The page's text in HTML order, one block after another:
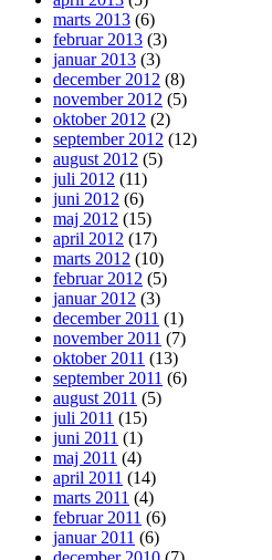
marts 2013 (6)
februar 2013 (3)
januar 2013 (3)
december 2012 (8)
november 2012 (5)
oktober 2012 (2)
september 2012 (12)
august 2012 (5)
juli 2012 (11)
juni 2012 (6)
maj 2012 (15)
april 2012 (17)
marts 2012 (10)
februar 2012 (5)
januar 2012 (3)
december 2011 (1)
november 2011 (7)
oktober 2011 (13)
september 2011 (6)
august 2011 (5)
juli 2011 (15)
juni 2011 (1)
maj 2011 (4)
april 2011 (14)
marts 2011 (4)
februar 2011 (6)
januar 2011 (6)